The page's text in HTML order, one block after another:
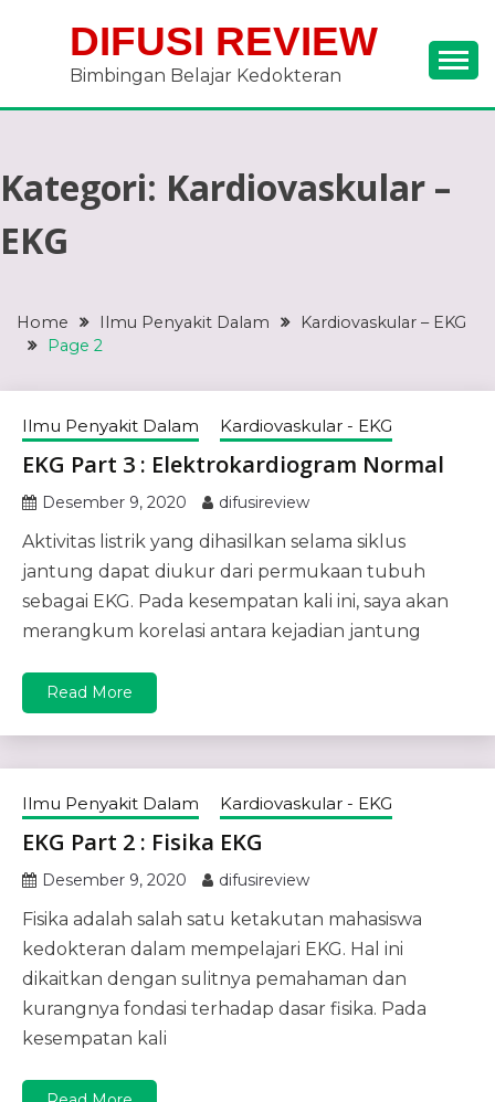
DIFUSI REVIEW
Bimbingan Belajar Kedokteran
Kategori: Kardiovaskular –
EKG
Home Ilmu Penyakit Dalam
Kardiovaskular – EKG
Page 2
Ilmu Penyakit Dalam Kardiovaskular - EKG
EKG Part 3 : Elektrokardiogram Normal
Desember 9, 2020 difusireview
Aktivitas listrik yang dihasilkan selama siklus
jantung dapat diukur dari permukaan tubuh
sebagai EKG. Pada kesempatan kali ini, saya akan
merangkum korelasi antara kejadian jantung
Read More
Ilmu Penyakit Dalam Kardiovaskular - EKG
EKG Part 2 : Fisika EKG
Desember 9, 2020 difusireview
Fisika adalah salah satu ketakutan mahasiswa
kedokteran dalam mempelajari EKG. Hal ini
dikaitkan dengan sulitnya pemahaman dan
kurangnya fondasi terhadap dasar fisika. Pada
kesempatan kali